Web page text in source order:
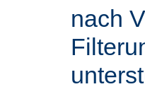
nach